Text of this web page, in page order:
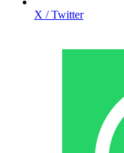
X / Twitter